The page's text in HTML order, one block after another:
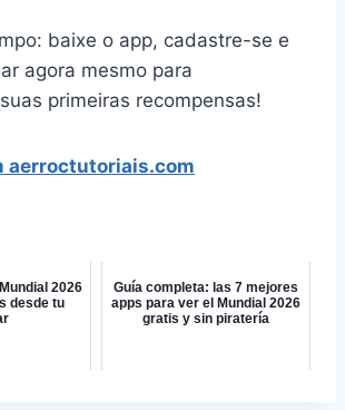
baixe o app, cadastre-se e
agora mesmo para
primeiras recompensas!
aerroctutoriais.com
2026
desde tu
Guía completa: las 7 mejores
apps para ver el Mundial 2026
gratis y sin piratería